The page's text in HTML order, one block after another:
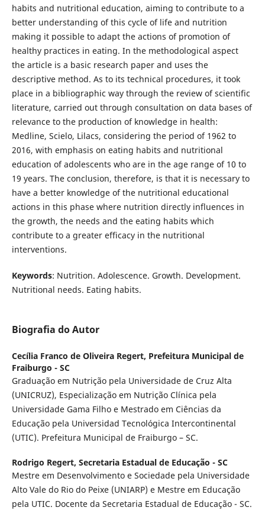
habits and nutritional education, aiming to contribute to a
better understanding of this cycle of life and nutrition
making it possible to adapt the actions of promotion of
healthy practices in eating. In the methodological aspect
the article is a basic research paper and uses the
descriptive method. As to its technical procedures, it took
place in a bibliographic way through the review of scientific
literature, carried out through consultation on data bases of
relevance to the production of knowledge in health:
Medline, Scielo, Lilacs, considering the period of 1962 to
2016, with emphasis on eating habits and nutritional
education of adolescents who are in the age range of 10 to
19 years. The conclusion, therefore, is that it is necessary to
have a better knowledge of the nutritional educational
actions in this phase where nutrition directly influences in
the growth, the needs and the eating habits which
contribute to a greater efficacy in the nutritional
interventions.
Keywords: Nutrition. Adolescence. Growth. Development.
Nutritional needs. Eating habits.
Biografia do Autor
Cecília Franco de Oliveira Regert, Prefeitura Municipal de
Fraiburgo - SC
Graduação em Nutrição pela Universidade de Cruz Alta
(UNICRUZ), Especialização em Nutrição Clínica pela
Universidade Gama Filho e Mestrado em Ciências da
Educação pela Universidad Tecnológica Intercontinental
(UTIC). Prefeitura Municipal de Fraiburgo – SC.
Rodrigo Regert, Secretaria Estadual de Educação - SC
Mestre em Desenvolvimento e Sociedade pela Universidade
Alto Vale do Rio do Peixe (UNIARP) e Mestre em Educação
pela UTIC. Docente da Secretaria Estadual de Educação - SC.